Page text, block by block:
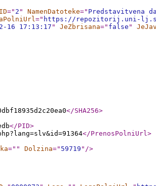
=" 2 " NamenDatoteke=" Predstavitvena
=" https://repozitorij.uni-lj.si/
16 17:13:17 " JeZbrisana=" false "
</SHA256>
</PID>
</PrenosPolniUrl>
=" " Dolzina=" 59719 " />